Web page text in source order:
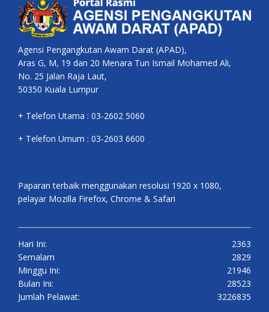
Agensi Pengangkutan Awam Darat (APAD),
Aras G, M, 19 dan 20 Menara Tun Ismail Mohamed Ali,
No. 25 Jalan Raja Laut,
50350 Kuala Lumpur
+ Telefon Utama : 03-2602 5060
+ Telefon Umum : 03-2603 6600
Paparan terbaik menggunakan resolusi 1920 x 1080,
pelayar Mozilla Firefox, Chrome & Safari
Hari Ini:
2363
Semalam
2829
Minggu Ini:
21946
Bulan Ini:
28523
Jumlah Pelawat:
3226835